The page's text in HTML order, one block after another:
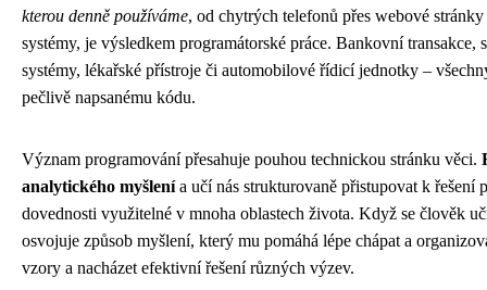
kterou denně používáme, od chytrých telefonů přes webové
systémy, je výsledkem programátorské práce. Bankovní transakce,
systémy, lékařské přístroje či automobilové řídicí jednotky –
pečlivě napsanému kódu.
Význam programování přesahuje pouhou technickou stránku věci.
analytického myšlenía učí nás strukturovaně přistupovat k řešení
dovednosti využitelné v mnoha oblastech života. Když se člověk
osvojuje způsob myšlení, který mu pomáhá lépe chápat a
vzory a nacházet efektivní řešení různých výzev.